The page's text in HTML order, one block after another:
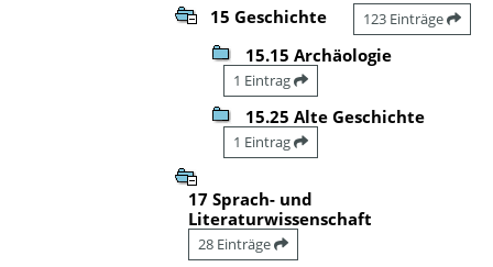
15 Geschichte 123 Einträge
15.15 Archäologie
1 Eintrag
15.25 Alte Geschichte
1 Eintrag
17 Sprach- und
Literaturwissenschaft
28 Einträge